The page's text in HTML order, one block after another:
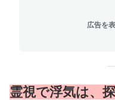
広告を
霊視で浮気は、